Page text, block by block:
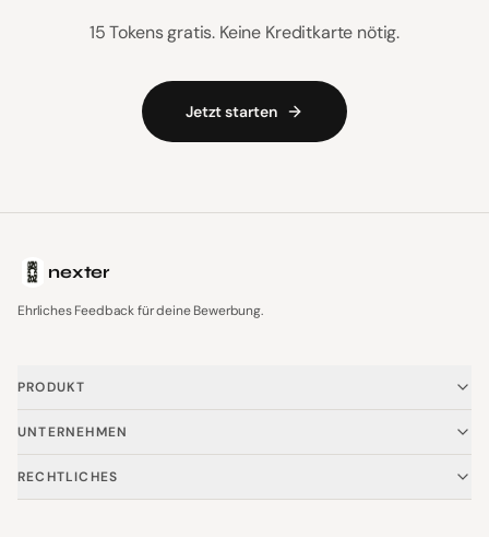
15 Tokens gratis. Keine Kreditkarte nötig.
Jetzt starten
nexter
Ehrliches Feedback für deine Bewerbung.
PRODUKT
Startseite
Vorteile
Preise
UNTERNEHMEN
Über uns
FAQ
RECHTLICHES